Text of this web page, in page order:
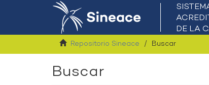
Repositorio Sineace Buscar
Buscar